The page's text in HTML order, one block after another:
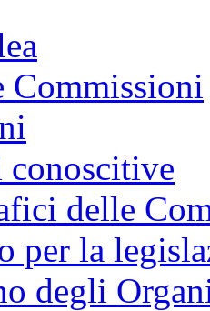
Commissioni
delle
per la
degli